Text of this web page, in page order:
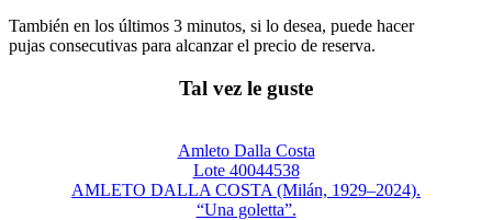
También en los últimos 3 minutos, si lo desea, puede hacer
pujas consecutivas para alcanzar el precio de reserva.
Tal vez le guste
Amleto Dalla Costa
Lote 40044538
AMLETO DALLA COSTA (Milán, 1929–2024).
“Una goletta”.